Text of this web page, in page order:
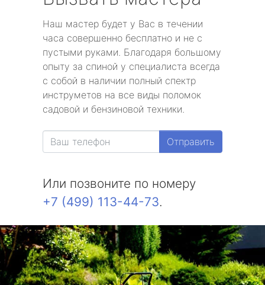
Наш мастер будет у Вас в течении
часа совершенно бесплатно и не с
пустыми руками. Благодаря большому
опыту за спиной у специалиста всегда
с собой в наличии полный спектр
инструметов на все виды поломок
садовой и бензиновой техники.
Отправить
Или позвоните по номеру
+7 (499) 113-44-73.